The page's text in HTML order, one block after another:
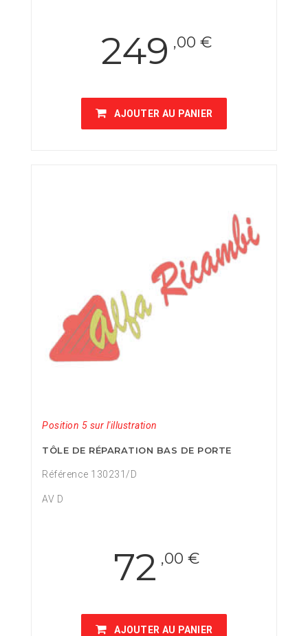
249 ,00 €
AJOUTER AU PANIER
Position 5 sur l'illustration
TÔLE DE RÉPARATION BAS DE PORTE
Référence 130231/D
AV D
72 ,00 €
AJOUTER AU PANIER